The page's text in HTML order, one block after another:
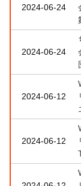
2024-06-24
2024-06-24
2024-06-12
2024-06-12